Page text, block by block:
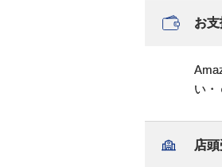
お
い・
店